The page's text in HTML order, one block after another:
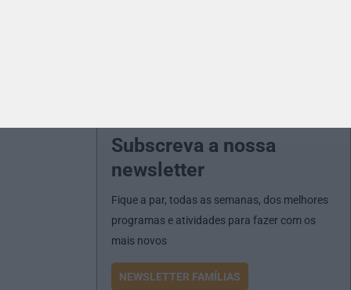
Subscreva a nossa
newsletter
Fique a par, todas as semanas, dos melhores
programas e atividades para fazer com os
mais novos
NEWSLETTER FAMÍLIAS